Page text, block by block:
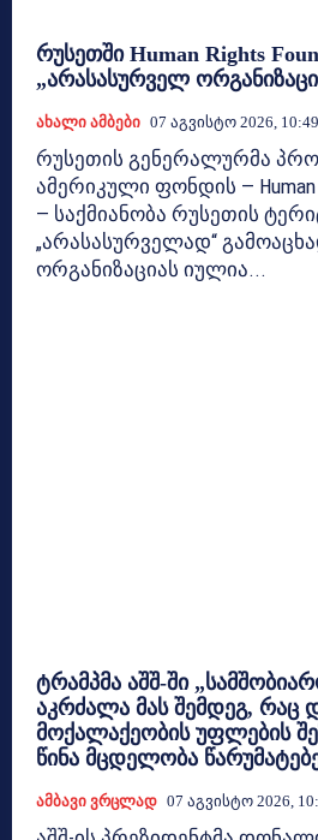
რუსეთში Human Rights
„არასასურველ
Ახალი Ამბები 07 Აგვისტო 2026, 10:49
რუსეთის გენერალურმა
ამერიკული ფონდის — Human
— საქმიანობა რუსეთის
„არასასურველად“
ორგანიზაციას იულია...
ტრამპმა აშშ-ში
აკრძალა მას შემდეგ, რაც
მოქალაქეობის უფლების
წინა მცდელობა
Ამბავი Ვრცლად 07 Აგვისტო 2026,